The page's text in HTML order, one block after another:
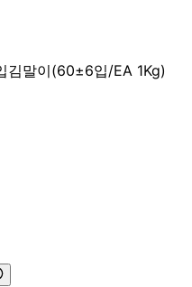
말이(60±6입/EA 1Kg)